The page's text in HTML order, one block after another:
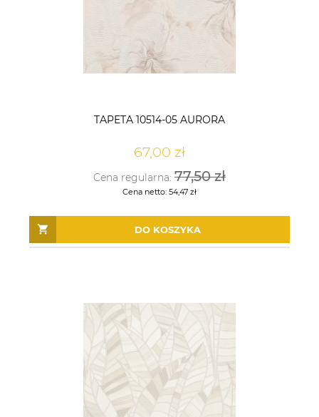
TAPETA 10514-05 AURORA
67,00 zł
Cena regularna: 77,50 zł
Cena netto: 54,47 zł
DO KOSZYKA